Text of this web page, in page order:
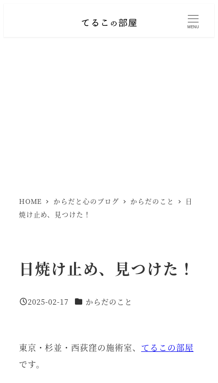
MENU
HOME からだと心のブログ からだのこと
日
焼け止め、見つけた！
日焼け止め、見つけた！
投稿日
2025-02-17 カテゴリー
からだのこと
東京・杉並・西荻窪の施術室、 てるこの部屋
です。